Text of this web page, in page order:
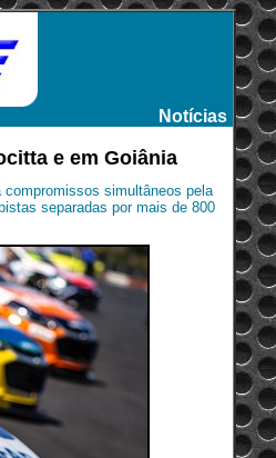
Notícias
e em Goiânia
simultâneos pela
separadas por mais de 800